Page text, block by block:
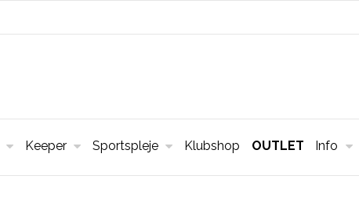
Keeper Sportspleje Klubshop OUTLET Info